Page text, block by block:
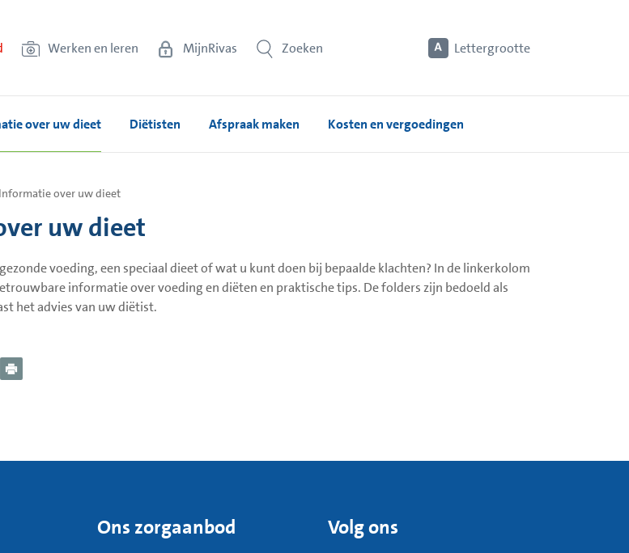
Werken en leren MijnRivas Zoeken Lettergrootte
over uw dieet Diëtisten Afspraak maken Kosten en vergoedingen
Informatie over uw dieet
uw dieet
voeding, een speciaal dieet of wat u kunt doen bij bepaalde klachten? In de linkerkolom
informatie over voeding en diëten en praktische tips. De folders zijn bedoeld als
het advies van uw diëtist.
Ons zorgaanbod Volg ons